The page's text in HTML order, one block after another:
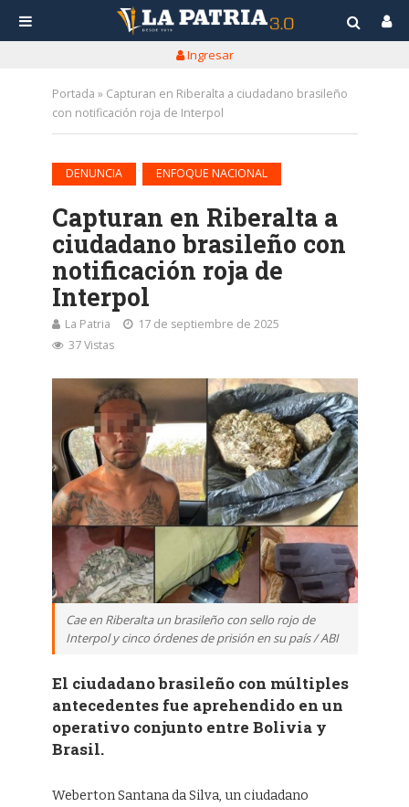
Ingresar
Portada » Capturan en Riberalta a ciudadano brasileño
con notificación roja de Interpol
DENUNCIA ENFOQUE NACIONAL
Capturan en Riberalta a
ciudadano brasileño con
notificación roja de
Interpol
La Patria
17 de septiembre de 2025
37 Vistas
Cae en Riberalta un brasileño con sello rojo de
Interpol y cinco órdenes de prisión en su país / ABI
El ciudadano brasileño con múltiples
antecedentes fue aprehendido en un
operativo conjunto entre Bolivia y
Brasil.
Weberton Santana da Silva, un ciudadano